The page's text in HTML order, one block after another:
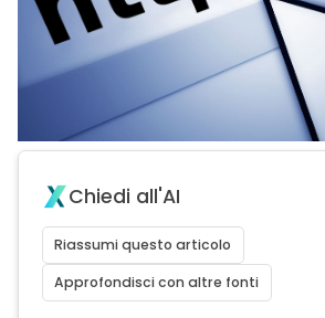
Chiedi all'AI
Riassumi questo articolo
Approfondisci con altre fonti